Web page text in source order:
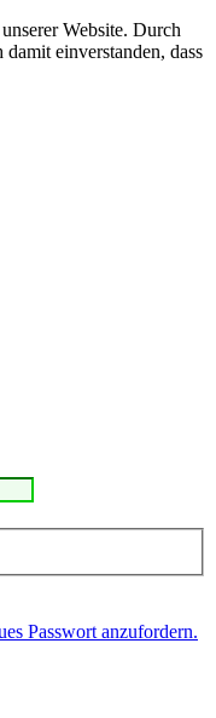
Website. Durch
einverstanden, dass
Passwort anzufordern.